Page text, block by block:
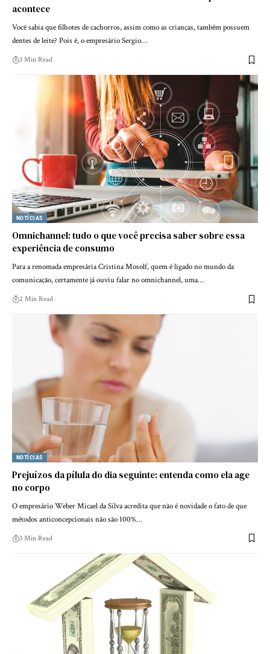
acontece
Você sabia que filhotes de cachorros, assim como as crianças, também possuem
dentes de leite? Pois é, o empresário Sergio…
3 Min Read
NOTÍCIAS
Omnichannel: tudo o que você precisa saber sobre essa
experiência de consumo
Para a renomada empresária Cristina Mosolf, quem é ligado no mundo da
comunicação, certamente já ouviu falar no omnichannel, uma…
2 Min Read
NOTÍCIAS
Prejuízos da pílula do dia seguinte: entenda como ela age
no corpo
O empresário Weber Micael da Silva acredita que não é novidade o fato de que
métodos anticoncepcionais não são 100%…
3 Min Read